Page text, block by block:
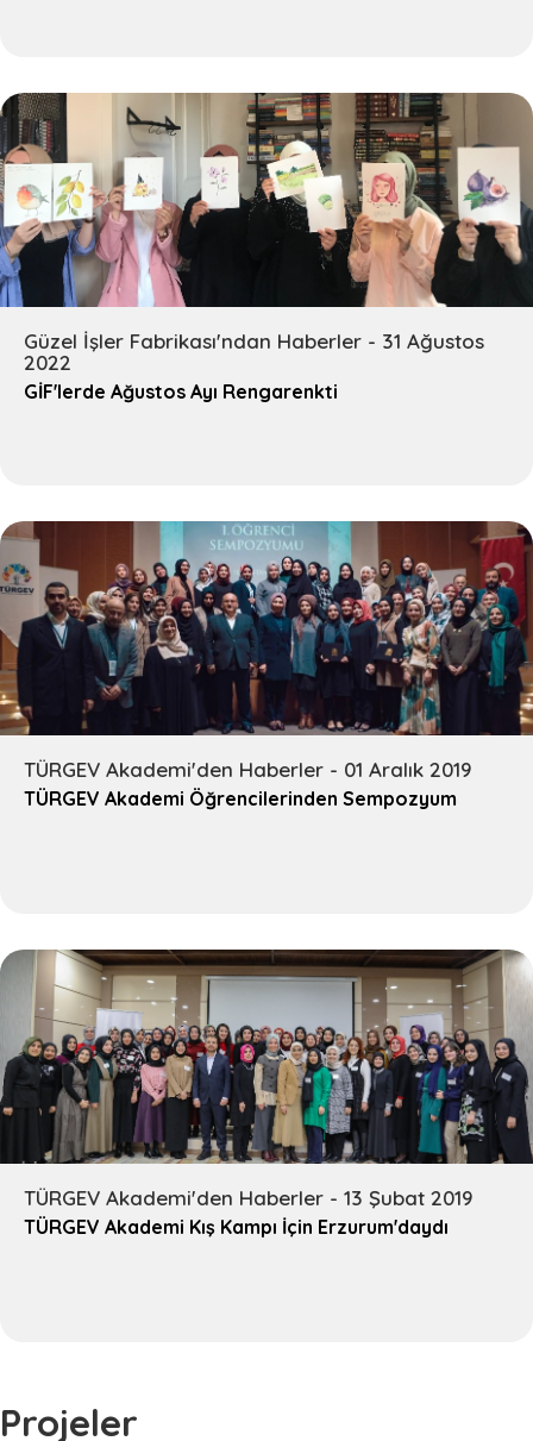
Güzel İşler Fabrikası'ndan Haberler - 31 Ağustos
2022
GİF'lerde Ağustos Ayı Rengarenkti
TÜRGEV Akademi'den Haberler - 01 Aralık 2019
TÜRGEV Akademi Öğrencilerinden Sempozyum
TÜRGEV Akademi'den Haberler - 13 Şubat 2019
TÜRGEV Akademi Kış Kampı İçin Erzurum'daydı
Projeler